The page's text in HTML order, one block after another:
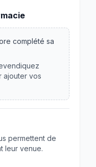
complété sa
ajouter vos
permettent de
leur venue.